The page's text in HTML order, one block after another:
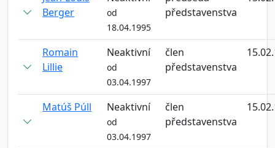
Berger
od
18.04.1995
představenstva
Romain
Lillie
Neaktivní
od
03.04.1997
člen
představenstva
Matúš Púll Neaktivní
od
03.04.1997
člen
představenstva